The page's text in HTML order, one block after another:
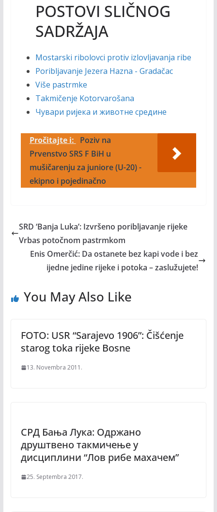
POSTOVI SLIČNOG
SADRŽAJA
Mostarski ribolovci protiv izlovljavanja ribe
Poribljavanje Jezera Hazna - Gradačac
Više pastrmke
Takmičenje Kotorvarošana
Чувари ријека и животне средине
Pročitajte i:
Poziv na
Prvenstvo SRS F BiH u
mušičarenju za juniore (U-20) -
ekipno i pojedinačno
SRD ‘Banja Luka’: Izvršeno poribljavanje rijeke
Vrbas potočnom pastrmkom
Enis Omerčić: Da ostanete bez kapi vode i bez
ijedne jedine rijeke i potoka – zaslužujete!
You May Also Like
FOTO: USR “Sarajevo 1906”: Čišćenje
starog toka rijeke Bosne
13. Novembra 2011.
CPД Бања Лука: Oдpжaно
друштвено такмичење у
дисциплини “Лов рибе махачем”
25. Septembra 2017.